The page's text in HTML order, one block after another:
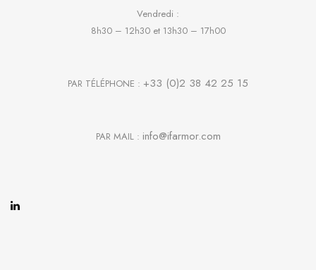
Vendredi :
8h30 – 12h30 et 13h30 – 17h00
PAR TÉLÉPHONE : +33 (0)2 38 42 25 15
PAR MAIL : info@ifarmor.com